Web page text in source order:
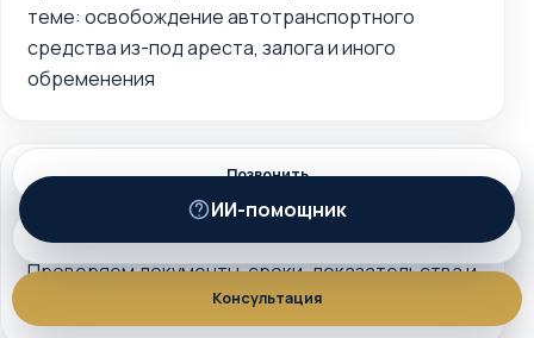
теме: освобождение автотранспортного
средства из-под ареста, залога и иного
обременения
Проверяем документы, сроки, доказательства и
возможные процессуальные риски
Позвонить
Консультация
ИИ
ИИ-помощник